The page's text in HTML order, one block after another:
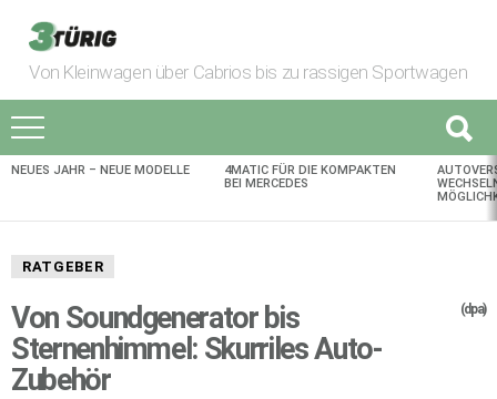
Von Kleinwagen über Cabrios bis zu rassigen Sportwagen
AKTUELLES
NEUES JAHR – NEUE MODELLE
4MATIC FÜR DIE KOMPAKTEN
BEI MERCEDES
RATGEBER
Von Soundgenerator bis
Sternenhimmel: Skurriles Auto-
Zubehör
(dpa)